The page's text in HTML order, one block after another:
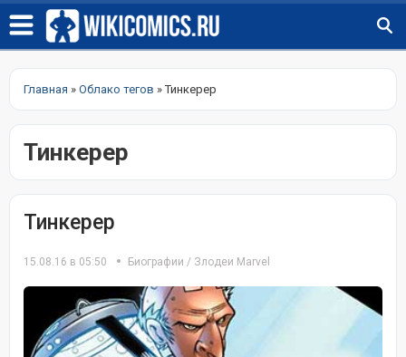
Главная » Облако тегов » Тинкерер
Тинкерер
Тинкерер
15.08.16 в 05:50 Биографии / Злодеи Marvel